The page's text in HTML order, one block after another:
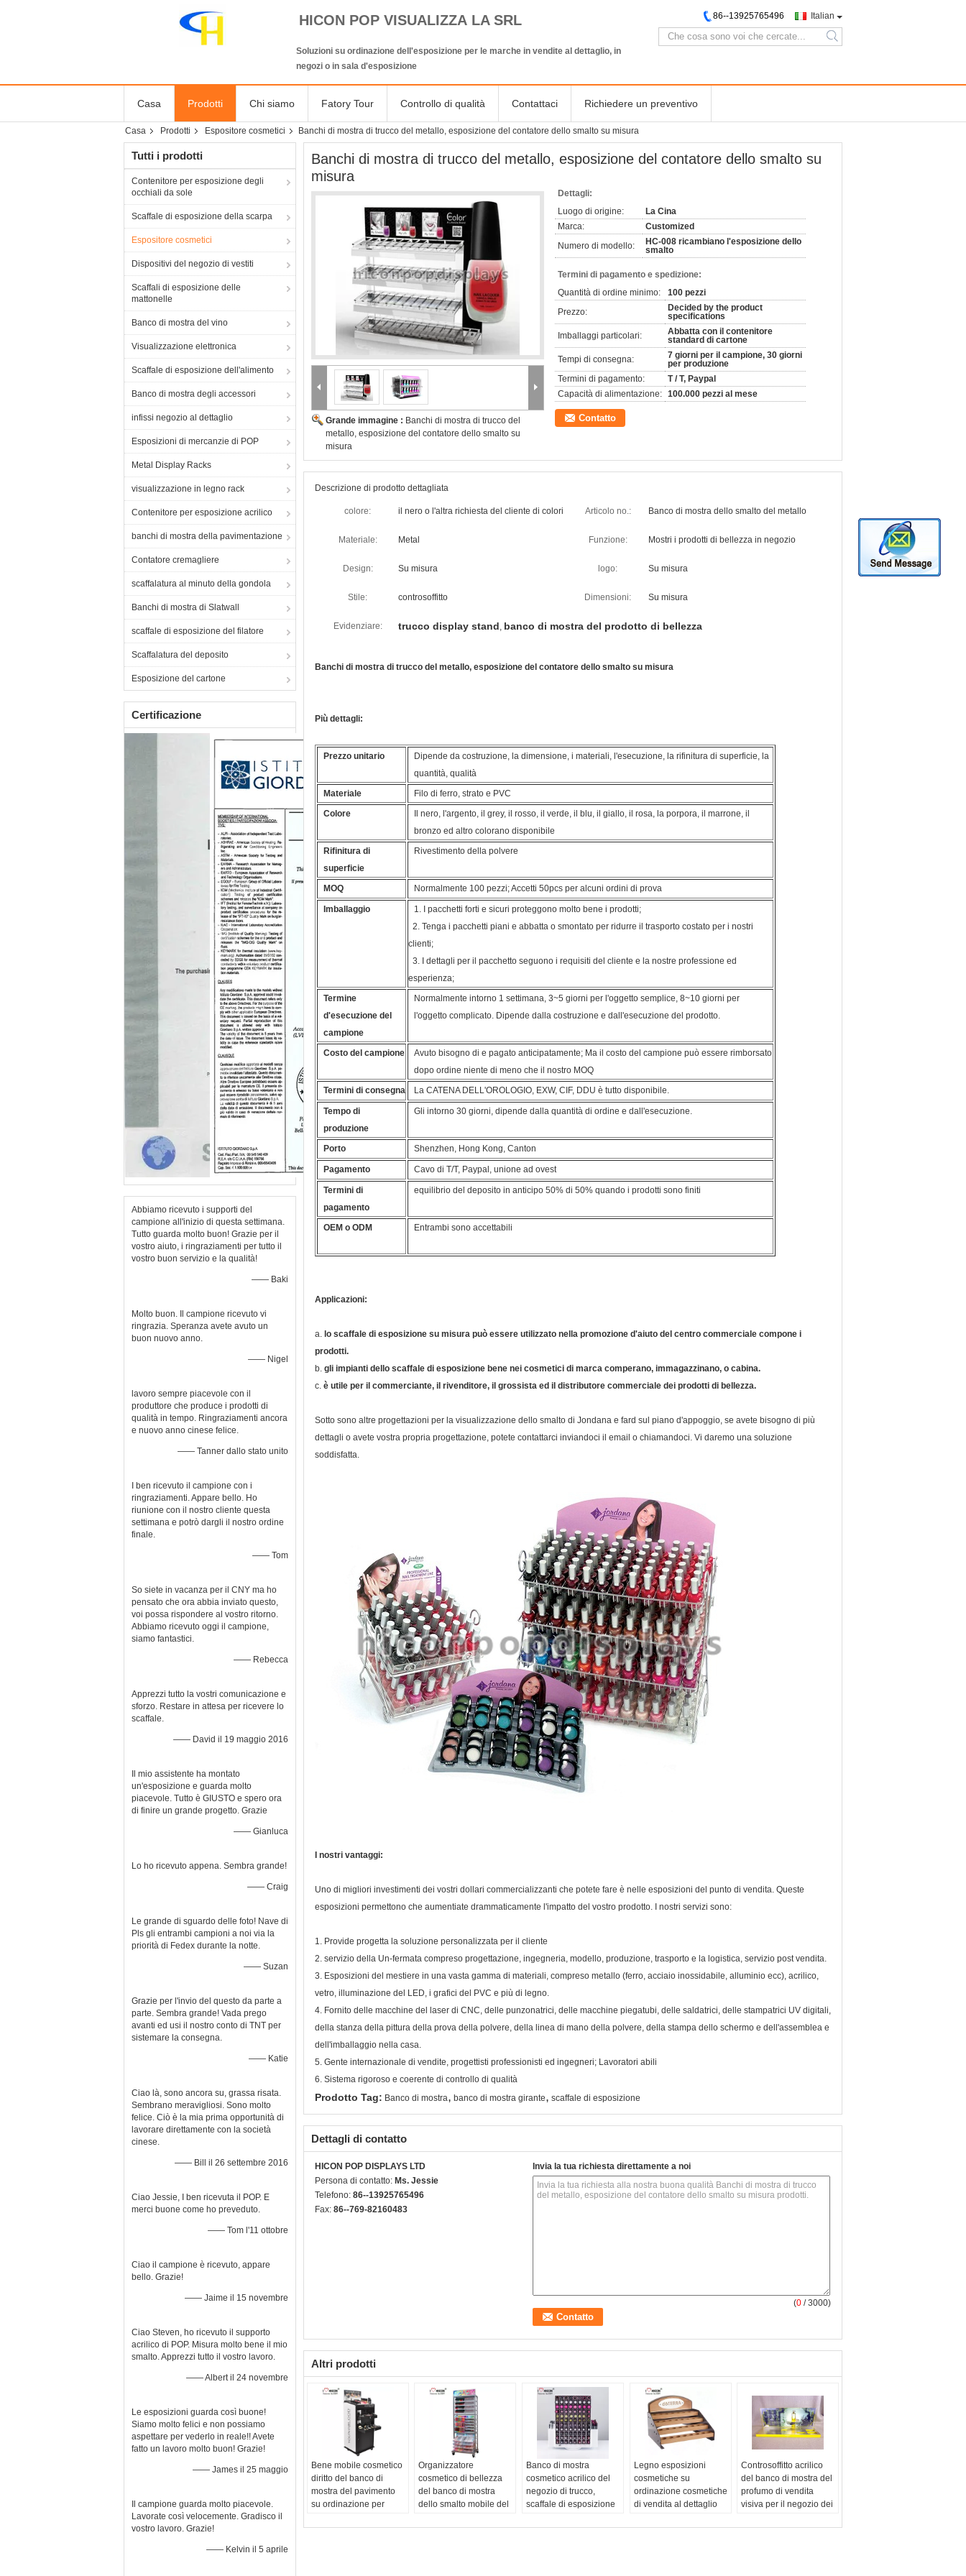
HICON POP VISUALIZZA LA SRL
Soluzioni su ordinazione dell'esposizione per le marche in vendite al dettaglio, in
negozi o in sala d'esposizione
Italian
86--13925765496
search
Casa Prodotti Chi siamo Fatory Tour Controllo di qualità Contattaci Richiedere un preventivo
Casa Prodotti Espositore cosmetici Banchi di mostra di trucco del metallo, esposizione del contatore dello smalto su misura
Tutti i prodotti
Contenitore per esposizione degli
occhiali da sole
Scaffale di esposizione della scarpa
Espositore cosmetici
Dispositivi del negozio di vestiti
Scaffali di esposizione delle
mattonelle
Banco di mostra del vino
Visualizzazione elettronica
Scaffale di esposizione dell'alimento
Banco di mostra degli accessori
infissi negozio al dettaglio
Esposizioni di mercanzie di POP
Metal Display Racks
visualizzazione in legno rack
Contenitore per esposizione acrilico
banchi di mostra della pavimentazione
Contatore cremagliere
scaffalatura al minuto della gondola
Banchi di mostra di Slatwall
scaffale di esposizione del filatore
Scaffalatura del deposito
Esposizione del cartone
Certificazione
Abbiamo ricevuto i supporti del
campione all'inizio di questa settimana.
Tutto guarda molto buon! Grazie per il
vostro aiuto, i ringraziamenti per tutto il
vostro buon servizio e la qualità!
—— Baki
Molto buon. Il campione ricevuto vi
ringrazia. Speranza avete avuto un
buon nuovo anno.
—— Nigel
lavoro sempre piacevole con il
produttore che produce i prodotti di
qualità in tempo. Ringraziamenti ancora
e nuovo anno cinese felice.
—— Tanner dallo stato unito
I ben ricevuto il campione con i
ringraziamenti. Appare bello. Ho
riunione con il nostro cliente questa
settimana e potrò dargli il nostro ordine
finale.
—— Tom
So siete in vacanza per il CNY ma ho
pensato che ora abbia inviato questo,
voi possa rispondere al vostro ritorno.
Abbiamo ricevuto oggi il campione,
siamo fantastici.
—— Rebecca
Apprezzi tutto la vostri comunicazione e
sforzo. Restare in attesa per ricevere lo
scaffale.
—— David il 19 maggio 2016
Il mio assistente ha montato
un'esposizione e guarda molto
piacevole. Tutto è GIUSTO e spero ora
di finire un grande progetto. Grazie
—— Gianluca
Lo ho ricevuto appena. Sembra grande!
—— Craig
Le grande di sguardo delle foto! Nave di
Pls gli entrambi campioni a noi via la
priorità di Fedex durante la notte.
—— Suzan
Grazie per l'invio del questo da parte a
parte. Sembra grande! Vada prego
avanti ed usi il nostro conto di TNT per
sistemare la consegna.
—— Katie
Ciao là, sono ancora su, grassa risata.
Sembrano meravigliosi. Sono molto
felice. Ciò è la mia prima opportunità di
lavorare direttamente con la società
cinese.
—— Bill il 26 settembre 2016
Ciao Jessie, I ben ricevuta il POP. E
merci buone come ho preveduto.
—— Tom l'11 ottobre
Ciao il campione è ricevuto, appare
bello. Grazie!
—— Jaime il 15 novembre
Ciao Steven, ho ricevuto il supporto
acrilico di POP. Misura molto bene il mio
smalto. Apprezzi tutto il vostro lavoro.
—— Albert il 24 novembre
Le esposizioni guarda così buone!
Siamo molto felici e non possiamo
aspettare per vederlo in reale!! Avete
fatto un lavoro molto buon! Grazie!
—— James il 25 maggio
Il campione guarda molto piacevole.
Lavorate così velocemente. Gradisco il
vostro lavoro. Grazie!
—— Kelvin il 5 aprile
Banchi di mostra di trucco del metallo, esposizione del contatore dello smalto su
misura
Grande immagine : Banchi di mostra di trucco del
metallo, esposizione del contatore dello smalto su
misura
Dettagli:
Luogo di origine:
La Cina
Marca:
Customized
Numero di modello:
HC-008 ricambiano l'esposizione dello
smalto
Termini di pagamento e spedizione:
Quantità di ordine minimo:
100 pezzi
Prezzo:
Decided by the product
specifications
Imballaggi particolari:
Abbatta con il contenitore
standard di cartone
Tempi di consegna:
7 giorni per il campione, 30 giorni
per produzione
Termini di pagamento:
T / T, Paypal
Capacità di alimentazione: 100.000 pezzi al mese
Contatto
Descrizione di prodotto dettagliata
colore: il nero o l'altra richiesta del cliente di colori Articolo no.: Banco di mostra dello smalto del metallo
Materiale: Metal Funzione: Mostri i prodotti di bellezza in negozio
Design: Su misura logo: Su misura
Stile: controsoffitto Dimensioni: Su misura
Evidenziare: trucco display stand, banco di mostra del prodotto di bellezza
Banchi di mostra di trucco del metallo, esposizione del contatore dello smalto su misura
Più dettagli:
Prezzo unitario
Dipende da costruzione, la dimensione, i materiali, l'esecuzione, la rifinitura di superficie, la
quantità, qualità
Materiale
Filo di ferro, strato e PVC
Colore
Il nero, l'argento, il grey, il rosso, il verde, il blu, il giallo, il rosa, la porpora, il marrone, il
bronzo ed altro colorano disponibile
Rifinitura di
superficie
Rivestimento della polvere
MOQ Normalmente 100 pezzi; Accetti 50pcs per alcuni ordini di prova
Imballaggio
1. I pacchetti forti e sicuri proteggono molto bene i prodotti;
2. Tenga i pacchetti piani e abbatta o smontato per ridurre il trasporto costato per i nostri
clienti;
3. I dettagli per il pacchetto seguono i requisiti del cliente e la nostre professione ed
esperienza;
Termine
d'esecuzione del
campione
Normalmente intorno 1 settimana, 3~5 giorni per l'oggetto semplice, 8~10 giorni per
l'oggetto complicato. Dipende dalla costruzione e dall'esecuzione del prodotto.
Costo del campione
Avuto bisogno di e pagato anticipatamente; Ma il costo del campione può essere rimborsato
dopo ordine niente di meno che il nostro MOQ
Termini di consegna
La CATENA DELL'OROLOGIO, EXW, CIF, DDU è tutto disponibile.
Tempo di
produzione
Gli intorno 30 giorni, dipende dalla quantità di ordine e dall'esecuzione.
Porto Shenzhen, Hong Kong, Canton
Pagamento Cavo di T/T, Paypal, unione ad ovest
Termini di
pagamento
equilibrio del deposito in anticipo 50% di 50% quando i prodotti sono finiti
OEM o ODM Entrambi sono accettabili
Applicazioni:
a. lo scaffale di esposizione su misura può essere utilizzato nella promozione d'aiuto del centro commerciale compone i
prodotti.
b. gli impianti dello scaffale di esposizione bene nei cosmetici di marca comperano, immagazzinano, o cabina.
c. è utile per il commerciante, il rivenditore, il grossista ed il distributore commerciale dei prodotti di bellezza.
Sotto sono altre progettazioni per la visualizzazione dello smalto di Jondana e fard sul piano d'appoggio, se avete bisogno di più
dettagli o avete vostra propria progettazione, potete contattarci inviandoci il email o chiamandoci. Vi daremo una soluzione
soddisfatta.
I nostri vantaggi:
Uno di migliori investimenti dei vostri dollari commercializzanti che potete fare è nelle esposizioni del punto di vendita. Queste
esposizioni permettono che aumentiate drammaticamente l'impatto del vostro prodotto. I nostri servizi sono:
1. Provide progetta la soluzione personalizzata per il cliente
2. servizio della Un-fermata compreso progettazione, ingegneria, modello, produzione, trasporto e la logistica, servizio post vendita.
3. Esposizioni del mestiere in una vasta gamma di materiali, compreso metallo (ferro, acciaio inossidabile, alluminio ecc), acrilico,
vetro, illuminazione del LED, i grafici del PVC e più di legno.
4. Fornito delle macchine del laser di CNC, delle punzonatrici, delle macchine piegatubi, delle saldatrici, delle stampatrici UV digitali,
della stanza della pittura della prova della polvere, della linea di mano della polvere, della stampa dello schermo e dell'assemblea e
dell'imballaggio nella casa.
5. Gente internazionale di vendite, progettisti professionisti ed ingegneri; Lavoratori abili
6. Sistema rigoroso e coerente di controllo di qualità
Prodotto Tag: Banco di mostra, banco di mostra girante, scaffale di esposizione
Dettagli di contatto
HICON POP DISPLAYS LTD
Persona di contatto: Ms. Jessie
Telefono: 86--13925765496
Fax: 86--769-82160483
Invia la tua richiesta direttamente a noi
(0 / 3000)
Altri prodotti
Bene mobile cosmetico
diritto del banco di
mostra del pavimento
su ordinazione per
punto di vendita
Organizzatore
cosmetico di bellezza
del banco di mostra
dello smalto mobile del
Articolo no.:Banco di
Banco di mostra
cosmetico acrilico del
negozio di trucco,
scaffale di esposizione
del rossetto
Legno esposizioni
cosmetiche su
ordinazione cosmetiche
di vendita al dettaglio
strati per olio
Controsoffitto acrilico
del banco di mostra del
profumo di vendita
visiva per il negozio dei
Articolo no.:Banco di